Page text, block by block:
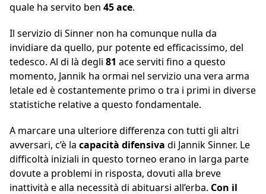
quale ha servito ben 45 ace.
Il servizio di Sinner non ha comunque nulla da
invidiare da quello, pur potente ed efficacissimo, del
tedesco. Al di là degli 81 ace serviti fino a questo
momento, Jannik ha ormai nel servizio una vera arma
letale ed è costantemente primo o tra i primi in diverse
statistiche relative a questo fondamentale.
A marcare una ulteriore differenza con tutti gli altri
avversari, c’è la capacità difensiva di Jannik Sinner. Le
difficoltà iniziali in questo torneo erano in larga parte
dovute a problemi in risposta, dovuti alla breve
inattività e alla necessità di abituarsi all’erba. Con il